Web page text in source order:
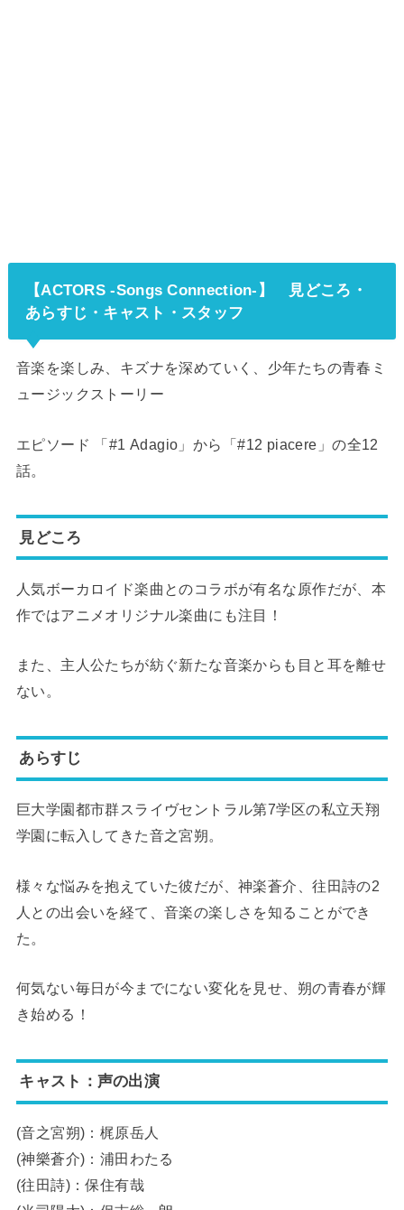
【ACTORS -Songs Connection-】
見どころ・
あらすじ・キャスト・スタッフ
音楽を楽しみ、キズナを深めていく、少年たちの青春ミ
ュージックストーリー
エピソード 「#1 Adagio」から「#12 piacere」の全12
話。
見どころ
人気ボーカロイド楽曲とのコラボが有名な原作だが、本
作ではアニメオリジナル楽曲にも注目！
また、主人公たちが紡ぐ新たな音楽からも目と耳を離せ
ない。
あらすじ
巨大学園都市群スライヴセントラル第7学区の私立天翔
学園に転入してきた音之宮朔。
様々な悩みを抱えていた彼だが、神楽蒼介、往田詩の2
人との出会いを経て、音楽の楽しさを知ることができ
た。
何気ない毎日が今までにない変化を見せ、朔の青春が輝
き始める！
キャスト：声の出演
(音之宮朔)：梶原岳人
(神樂蒼介)：浦田わたる
(往田詩)：保住有哉